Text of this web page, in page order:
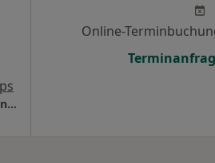
Praxis Dr. Vicky Bellou-Buttkereit Fachärztin für Innere Medizin
Online-